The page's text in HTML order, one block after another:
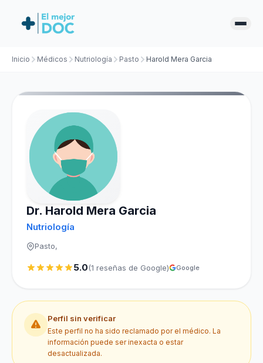
Inicio Médicos Nutriología Pasto Harold Mera Garcia
Dr. Harold Mera Garcia
Nutriología
Pasto,
5.0(1 reseñas de Google) Google
Perfil sin verificar
Este perfil no ha sido reclamado por el médico. La
información puede ser inexacta o estar
desactualizada.